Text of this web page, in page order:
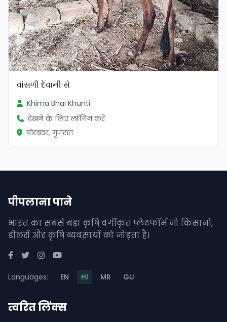
વાંસળી દેવાની સે
Khima Bhai Khunti
देखने के लिए लॉगिन करें
पोरबंदर, गुजरात
पीपलाना पाने
भारत का सबसे बड़ा कृषि वर्गीकृत प्लेटफॉर्म जो किसानों,
डीलरों और कृषि व्यवसायों को जोड़ता है।
Languages: EN HI MR GU
त्वरित लिंक्स